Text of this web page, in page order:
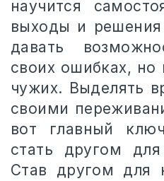
научится
выходы и
давать
своих ошибках,
чужих. Выделять
своими
вот главный
стать другом
Став другом для